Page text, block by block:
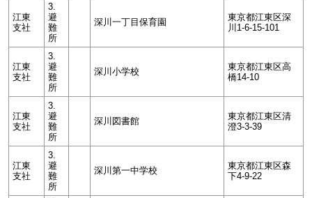
江東
支社
3.
避
難
所
深川一丁目保育園
東京都江東区深
川1-6-15-101
江東
支社
3.
避
難
所
深川小学校
東京都江東区高
橋14-10
江東
支社
3.
避
難
所
深川図書館
東京都江東区清
澄3-3-39
江東
支社
3.
避
難
所
深川第一中学校
東京都江東区森
下4-9-22